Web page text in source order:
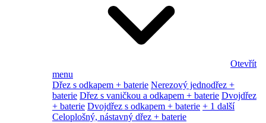
Otevřít
menu
Dřez s odkapem + baterie Nerezový jednodřez +
baterie Dřez s vaničkou a odkapem + baterie Dvojdřez
+ baterie Dvojdřez s odkapem + baterie + 1 další
Celoplošný, nástavný dřez + baterie